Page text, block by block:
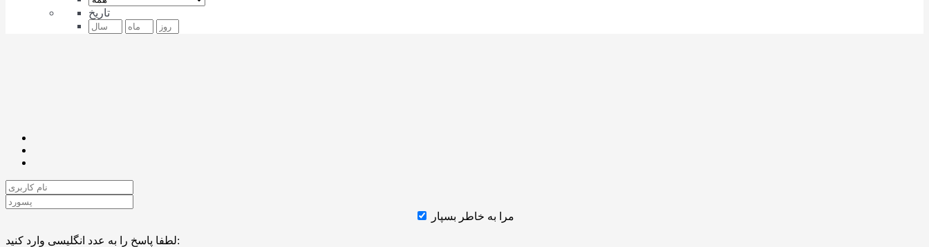
تاریخ
مرا به خاطر بسپار
لطفا پاسخ را به عدد انگلیسی وارد کنید: